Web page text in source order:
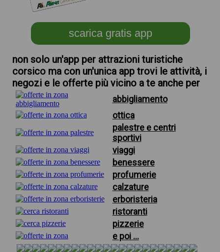
scarica gratis app
non solo un'app per attrazioni turistiche
corsico ma con un'unica app trovi le attività, i
negozi e le offerte più vicino a te anche per
abbigliamento
ottica
palestre e centri
sportivi
viaggi
benessere
profumerie
calzature
erboristeria
ristoranti
pizzerie
e poi ...